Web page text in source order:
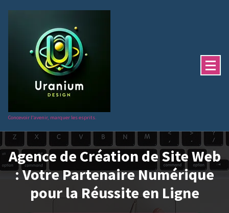
Concevoir l'avenir, marquer les esprits.
Agence de Création de Site Web
: Votre Partenaire Numérique
pour la Réussite en Ligne